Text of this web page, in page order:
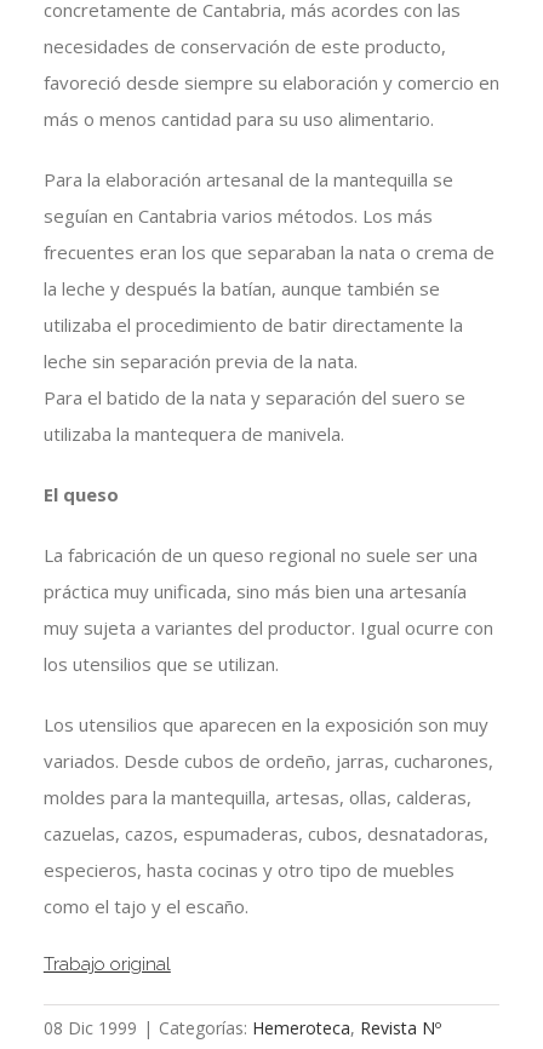
concretamente de Cantabria, más acordes con las
necesidades de conservación de este producto,
favoreció desde siempre su elaboración y comercio en
más o menos cantidad para su uso alimentario.
Para la elaboración artesanal de la mantequilla se
seguían en Cantabria varios métodos. Los más
frecuentes eran los que separaban la nata o crema de
la leche y después la batían, aunque también se
utilizaba el procedimiento de batir directamente la
leche sin separación previa de la nata.
Para el batido de la nata y separación del suero se
utilizaba la mantequera de manivela.
El queso
La fabricación de un queso regional no suele ser una
práctica muy unificada, sino más bien una artesanía
muy sujeta a variantes del productor. Igual ocurre con
los utensilios que se utilizan.
Los utensilios que aparecen en la exposición son muy
variados. Desde cubos de ordeño, jarras, cucharones,
moldes para la mantequilla, artesas, ollas, calderas,
cazuelas, cazos, espumaderas, cubos, desnatadoras,
especieros, hasta cocinas y otro tipo de muebles
como el tajo y el escaño.
Trabajo original
08 Dic 1999 | Categorías: Hemeroteca, Revista Nº